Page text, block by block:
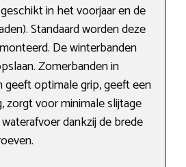
in het voorjaar en de
Standaard worden deze
De winterbanden
Zomerbanden in
geeft optimale grip, geeft een
zorgt voor minimale slijtage
dankzij de brede